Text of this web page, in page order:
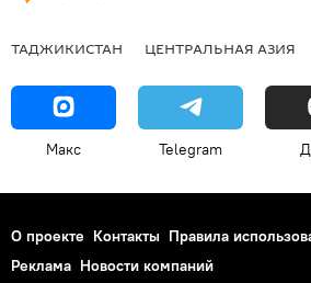
ТАДЖИКИСТАН ЦЕНТРАЛЬНАЯ АЗИЯ
Макс Telegram
О проекте Контакты Правила
Реклама Новости компаний